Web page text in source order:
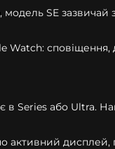
SE
сповіщення,
Series або Ultra.
активний